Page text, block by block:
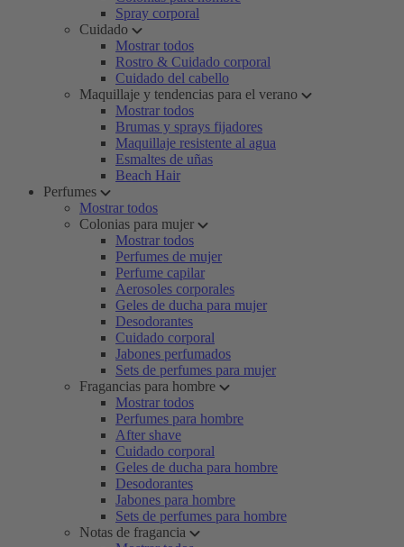
Spray corporal
Cuidado
Mostrar todos
Rostro & Cuidado corporal
Cuidado del cabello
Maquillaje y tendencias para el verano
Mostrar todos
Brumas y sprays fijadores
Maquillaje resistente al agua
Esmaltes de uñas
Beach Hair
Perfumes
Mostrar todos
Colonias para mujer
Mostrar todos
Perfumes de mujer
Perfume capilar
Aerosoles corporales
Geles de ducha para mujer
Desodorantes
Cuidado corporal
Jabones perfumados
Sets de perfumes para mujer
Fragancias para hombre
Mostrar todos
Perfumes para hombre
After shave
Cuidado corporal
Geles de ducha para hombre
Desodorantes
Jabones para hombre
Sets de perfumes para hombre
Notas de fragancia